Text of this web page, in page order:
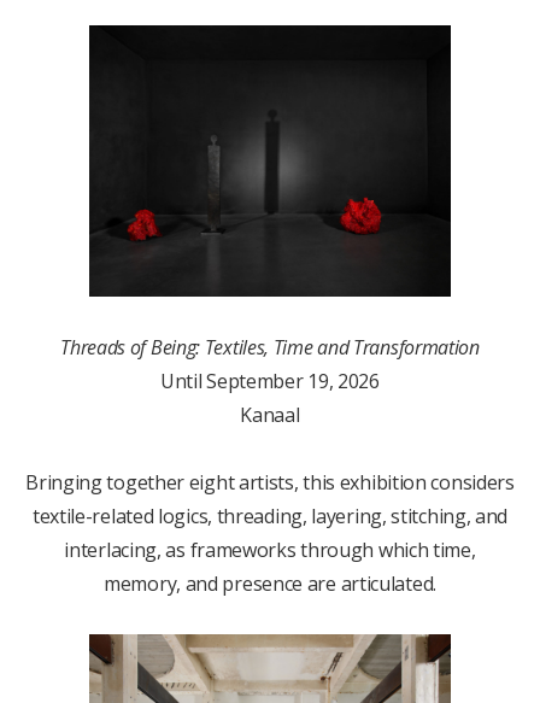
Threads of Being: Textiles, Time and Transformation
Until September 19, 2026
Kanaal
Bringing together eight artists, this exhibition considers
textile-related logics, threading, layering, stitching, and
interlacing, as frameworks through which time,
memory, and presence are articulated.